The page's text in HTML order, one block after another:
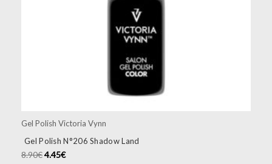
Gel Polish Victoria Vynn
Gel Polish N°206 Shadow Land
8.90€4.45€